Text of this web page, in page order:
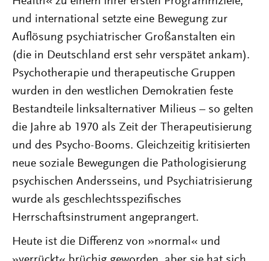
und international setzte eine Bewegung zur
Auflösung psychiatrischer Großanstalten ein
(die in Deutschland erst sehr verspätet ankam).
Psychotherapie und therapeutische Gruppen
wurden in den westlichen Demokratien feste
Bestandteile linksalternativer Milieus – so gelten
die Jahre ab 1970 als Zeit der Therapeutisierung
und des Psycho-Booms. Gleichzeitig kritisierten
neue soziale Bewegungen die Pathologisierung
psychischen Andersseins, und Psychiatrisierung
wurde als geschlechtsspezifisches
Herrschaftsinstrument angeprangert.
Heute ist die Differenz von »normal« und